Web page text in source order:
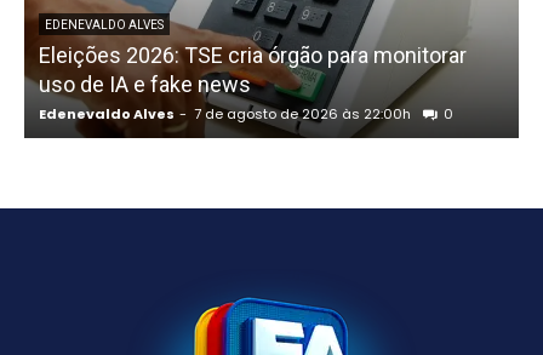
EDENEVALDO ALVES
Eleições 2026: TSE cria órgão para monitorar
uso de IA e fake news
Edenevaldo Alves - 7 de agosto de 2026 às 22:00h 0